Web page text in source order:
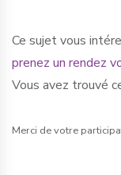
Ce sujet vous
prenez un rendez
Vous avez trouvé
Merci de votre